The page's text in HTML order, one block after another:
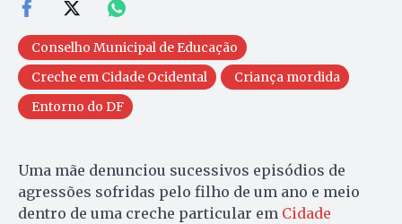
Conselho Municipal de Educação
Creche em Cidade Ocidental
Criança mordida
Entorno do DF
Uma mãe denunciou sucessivos episódios de
agressões sofridas pelo filho de um ano e meio
dentro de uma creche particular em Cidade